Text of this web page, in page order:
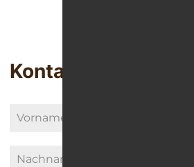
Kontakt